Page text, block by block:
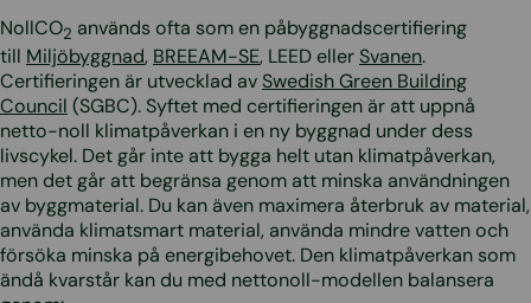
NollCO2 används ofta som en påbyggnadscertifiering
till Miljöbyggnad, BREEAM-SE, LEED eller Svanen.
Certifieringen är utvecklad av Swedish Green Building
Council (SGBC). Syftet med certifieringen är att uppnå
netto-noll klimatpåverkan i en ny byggnad under dess
livscykel. Det går inte att bygga helt utan klimatpåverkan,
men det går att begränsa genom att minska användningen
av byggmaterial. Du kan även maximera återbruk av material,
använda klimatsmart material, använda mindre vatten och
försöka minska på energibehovet. Den klimatpåverkan som
ändå kvarstår kan du med nettonoll-modellen balansera